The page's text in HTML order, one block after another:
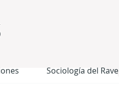
Sociología del Rave